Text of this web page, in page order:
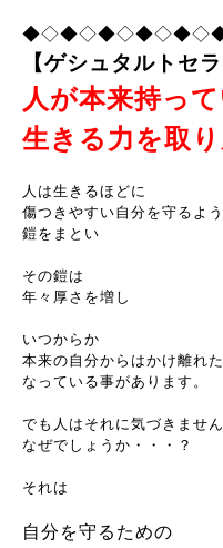
【ゲシュタルトセ
人が本来持っ
生きる力を取
人は生きるほどに
傷つきやすい自分を守るよ
鎧をまとい
その鎧は
年々厚さを増し
いつからか
本来の自分からはかけ離れ
なっている事があります。
でも人はそれに気づきません
なぜでしょうか・・・？
それは
自分を守るための